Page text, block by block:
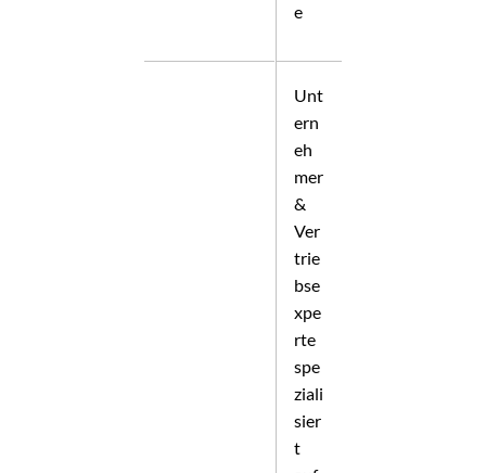
e
Unt
ern
eh
mer
&
Ver
trie
bse
xpe
rte
spe
ziali
sier
t